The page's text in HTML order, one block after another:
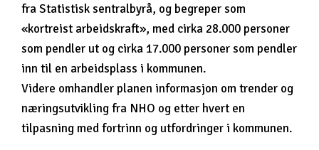
fra Statistisk sentralbyrå, og begreper som
«kortreist arbeidskraft», med cirka 28.000 personer
som pendler ut og cirka 17.000 personer som pendler
inn til en arbeidsplass i kommunen.
Videre omhandler planen informasjon om trender og
næringsutvikling fra NHO og etter hvert en
tilpasning med fortrinn og utfordringer i kommunen.